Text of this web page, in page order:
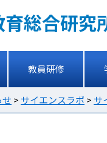
総合研究
教員研修
せ > サイエンスラボ > サ